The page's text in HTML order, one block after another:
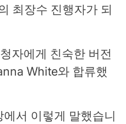
최장수 진행자가 되
자에게 친숙한 버전
White와 합류했
서 이렇게 말했습니